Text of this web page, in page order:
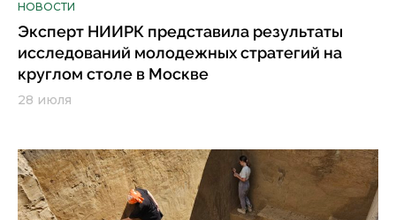
НОВОСТИ
Эксперт НИИРК представила результаты
исследований молодежных стратегий на
круглом столе в Москве
28 июля